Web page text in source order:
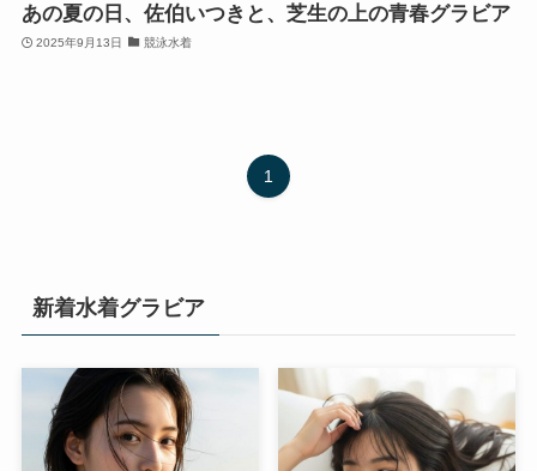
あの夏の日、佐伯いつきと、芝生の上の青春グラビア
2025年9月13日 競泳水着
1
新着水着グラビア